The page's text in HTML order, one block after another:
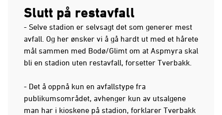
Slutt på restavfall
- Selve stadion er selvsagt det som generer mest
avfall. Og her ønsker vi å gå hardt ut med et hårete
mål sammen med Bodø/Glimt om at Aspmyra skal
bli en stadion uten restavfall, forsetter Tverbakk.
- Det å oppnå kun en avfallstype fra
publikumsområdet, avhenger kun av utsalgene
man har i kioskene på stadion, forklarer Tverbakk